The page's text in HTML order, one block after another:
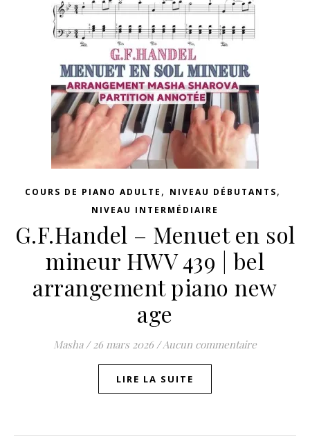
COURS DE PIANO ADULTE , NIVEAU DÉBUTANTS,
NIVEAU INTERMÉDIAIRE
G.F.Handel – Menuet en sol
mineur HWV 439 | bel
arrangement piano new
age
Masha / 26 mars 2026 /Aucun commentaire
LIRE LA SUITE